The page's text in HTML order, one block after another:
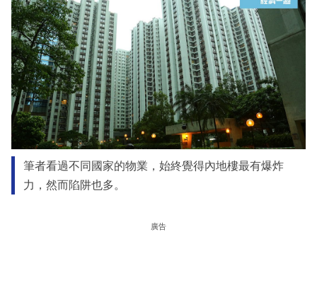
筆者看過不同國家的物業，始終覺得內地樓最有爆炸
力，然而陷阱也多。
廣告